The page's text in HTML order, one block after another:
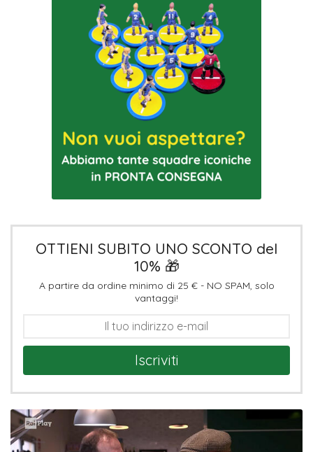
OTTIENI SUBITO UNO SCONTO del
10% 🎁
A partire da ordine minimo di 25 € - NO SPAM, solo
vantaggi!
Iscriviti